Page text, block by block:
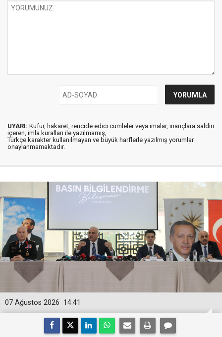
UYARI: Küfür, hakaret, rencide edici cümleler veya imalar, inançlara saldırı
içeren, imla kuralları ile yazılmamış,
Türkçe karakter kullanılmayan ve büyük harflerle yazılmış yorumlar
onaylanmamaktadır.
14:41
07 Ağustos 2026